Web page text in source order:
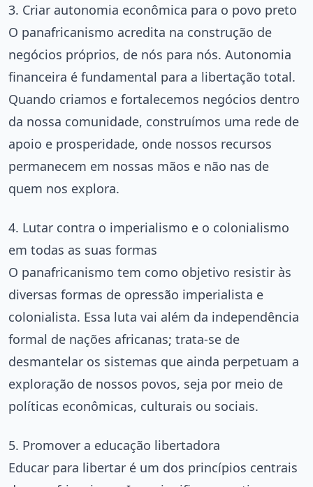
3. Criar autonomia econômica para o povo preto
O panafricanismo acredita na construção de
negócios próprios, de nós para nós. Autonomia
financeira é fundamental para a libertação total.
Quando criamos e fortalecemos negócios dentro
da nossa comunidade, construímos uma rede de
apoio e prosperidade, onde nossos recursos
permanecem em nossas mãos e não nas de
quem nos explora.
4. Lutar contra o imperialismo e o colonialismo
em todas as suas formas
O panafricanismo tem como objetivo resistir às
diversas formas de opressão imperialista e
colonialista. Essa luta vai além da independência
formal de nações africanas; trata-se de
desmantelar os sistemas que ainda perpetuam a
exploração de nossos povos, seja por meio de
políticas econômicas, culturais ou sociais.
5. Promover a educação libertadora
Educar para libertar é um dos princípios centrais